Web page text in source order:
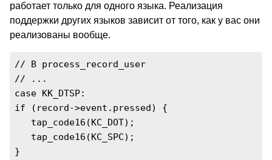
работает только для одного языка. Реализация
поддержки других языков зависит от того, как у вас они
реализованы вообще.
// В process_record_user
// ...
case KK_DTSP:
if (record->event.pressed) {
}